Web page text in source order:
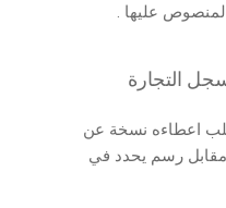
عليها .
التجارة
اعطاءه نسخة عن
رسم يحدد في